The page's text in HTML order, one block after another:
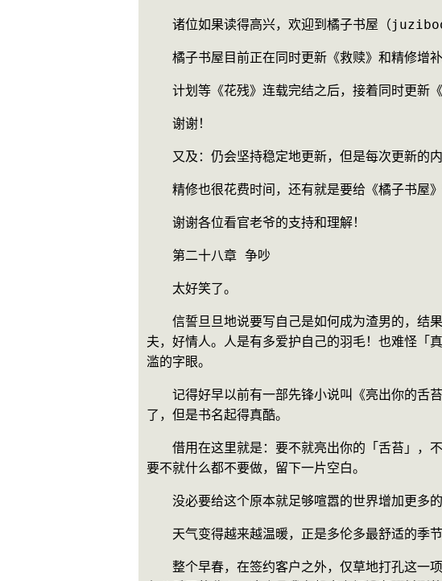
诸位如果读得高兴，欢迎到橘子书屋（
橘子书屋目前正在同时更新《救赎》和精修增补
计划等《花残》连载完结之后，接着同时更新《
谢谢！
又及：仍会坚持稳定地更新，但是每次更新的内
精修也很花费时间，还有就是要给《橘子书屋》
谢谢各位看官老爷的支持和理解！
第二十八章 争吵
太好笑了。
信誓旦旦地说要写自己是如何成为渣男的，结
夫，好情人。人是有多爱护自己的羽毛！也难怪「
滥的字眼。
记得好早以前有一部先锋小说叫《亮出你的舌
了，但是书名起得真酷。
借用在这里就是：要不就亮出你的「舌苔」，不
要不就什么都不要做，留下一片空白。
没必要给这个原本就足够喧嚣的世界增加更多的
天气变得越来越温暖，正是多伦多最舒适的季节
整个早春，在签约客户之外，仅草地打孔这一项